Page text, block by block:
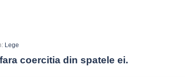
Lege
coercitia din spatele ei.